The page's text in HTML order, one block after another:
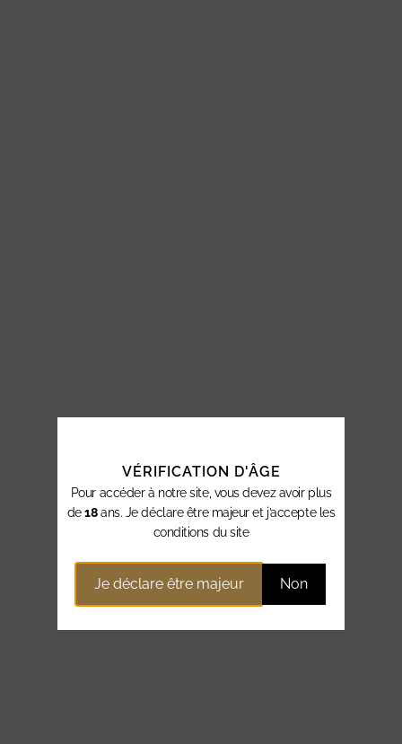
VÉRIFICATION D'ÂGE
Pour accéder à notre site, vous devez avoir plus
de18ans. Je déclare être majeur et j’accepte les
conditions du site
Je déclare être majeur Non